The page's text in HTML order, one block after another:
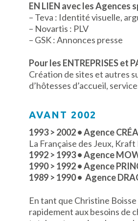
EN LIEN avec les Agences
– Teva : Identité visuelle,
– Novartis : PLV
– GSK : Annonces presse
Pour les ENTREPRISES et
Création de sites et autres
d’hôtesses d’accueil,
AVANT 2002
1993 > 2002 • Agence
La Française des Jeux,
1992 > 1993 • Agence
1990 > 1992 • Agence
1989 > 1990 • Agence
En tant que Christine
rapidement aux besoins de